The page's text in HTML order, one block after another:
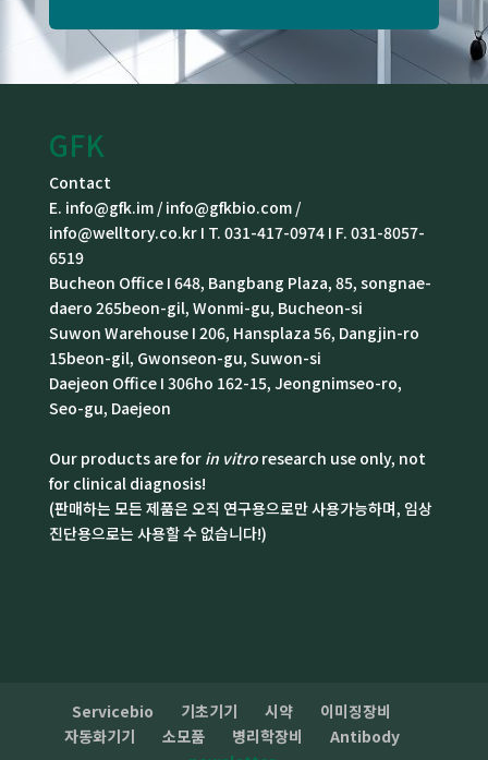
GFK
Contact
E. info@gfk.im / info@gfkbio.com /
info@welltory.co.kr I T. 031-417-0974 I F. 031-8057-
6519
Bucheon Office I 648, Bangbang Plaza, 85, songnae-
daero 265beon-gil, Wonmi-gu, Bucheon-si
Suwon Warehouse I 206, Hansplaza 56, Dangjin-ro
15beon-gil, Gwonseon-gu, Suwon-si
Daejeon Office I 306ho 162-15, Jeongnimseo-ro,
Seo-gu, Daejeon
Our products are for in vitroresearch use only, not
for clinical diagnosis!
(판매하는 모든 제품은 오직 연구용으로만 사용가능하며, 임상
진단용으로는 사용할 수 없습니다!)
Servicebio 기초기기 시약
이미징장비
자동화기기
소모품 병리학장비
Antibody